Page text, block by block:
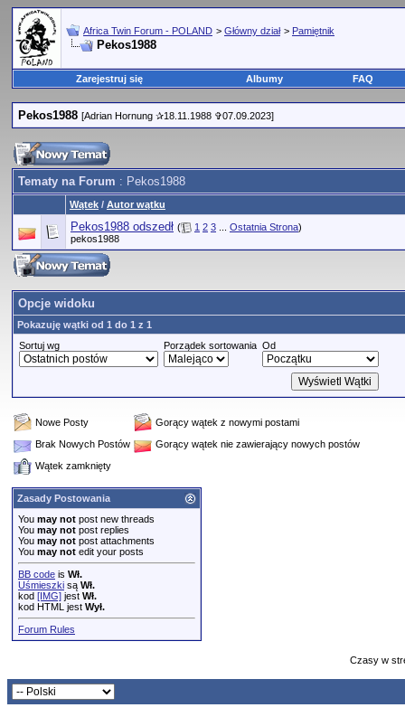
Africa Twin Forum - POLAND > Główny dział > Pamiętnik
Pekos1988
Zarejestruj się Albumy FAQ
Pekos1988 [Adrian Hornung ✰18.11.1988 ✞07.09.2023]
Tematy na Forum : Pekos1988
Wątek / Autor wątku
Pekos1988 odszedł ( 1 2 3 Ostatnia Strona)
pekos1988
Opcje widoku
Pokazuję wątki od 1 do 1 z 1
Sortuj wg
Porządek sortowania Od
Nowe Posty
Gorący wątek z nowymi postami
Brak Nowych Postów
Gorący wątek nie zawierający nowych postów
Wątek zamknięty
Zasady Postowania
You may not post new threads
You may not post replies
You may not post attachments
You may not edit your posts
BB code is Wł.
Uśmieszki są Wł.
kod [IMG] jest Wł.
kod HTML jest Wył.
Forum Rules
Czasy w